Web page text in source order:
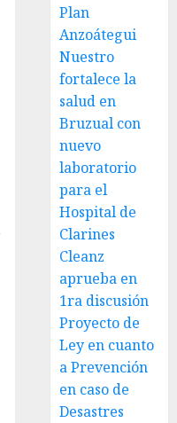
Plan
Anzoátegui
Nuestro
fortalece la
salud en
Bruzual con
nuevo
laboratorio
para el
Hospital de
Clarines
Cleanz
aprueba en
1ra discusión
Proyecto de
Ley en cuanto
a Prevención
en caso de
Desastres